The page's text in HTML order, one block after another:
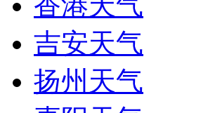
吉安天气
扬州天气